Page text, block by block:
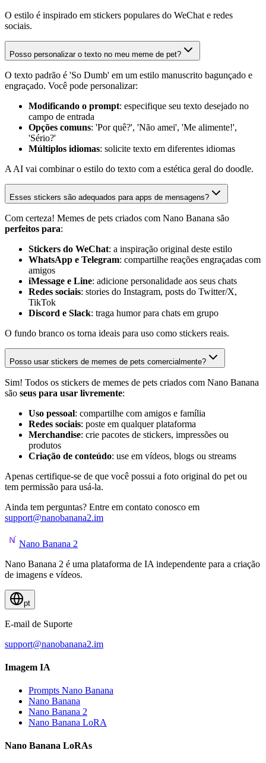
O estilo é inspirado em stickers populares do WeChat e redes
sociais.
Posso personalizar o texto no meu meme de pet?
O texto padrão é 'So Dumb' em um estilo manuscrito bagunçado e
engraçado. Você pode personalizar:
Modificando o prompt: especifique seu texto desejado no
campo de entrada
Opções comuns: 'Por quê?', 'Não amei', 'Me alimente!',
'Sério?'
Múltiplos idiomas: solicite texto em diferentes idiomas
A AI vai combinar o estilo do texto com a estética geral do doodle.
Esses stickers são adequados para apps de mensagens?
Com certeza! Memes de pets criados com Nano Banana são
perfeitos para:
Stickers do WeChat: a inspiração original deste estilo
WhatsApp e Telegram: compartilhe reações engraçadas com
amigos
iMessage e Line: adicione personalidade aos seus chats
Redes sociais: stories do Instagram, posts do Twitter/X,
TikTok
Discord e Slack: traga humor para chats em grupo
O fundo branco os torna ideais para uso como stickers reais.
Posso usar stickers de memes de pets comercialmente?
Sim! Todos os stickers de memes de pets criados com Nano Banana
são seus para usar livremente:
Uso pessoal: compartilhe com amigos e família
Redes sociais: poste em qualquer plataforma
Merchandise: crie pacotes de stickers, impressões ou
produtos
Criação de conteúdo: use em vídeos, blogs ou streams
Apenas certifique-se de que você possui a foto original do pet ou
tem permissão para usá-la.
Ainda tem perguntas? Entre em contato conosco em
support@nanobanana2.im
Nano Banana 2
Nano Banana 2 é uma plataforma de IA independente para a criação
de imagens e vídeos.
pt
E-mail de Suporte
support@nanobanana2.im
Imagem IA
Prompts Nano Banana
Nano Banana
Nano Banana 2
Nano Banana LoRA
Nano Banana LoRAs